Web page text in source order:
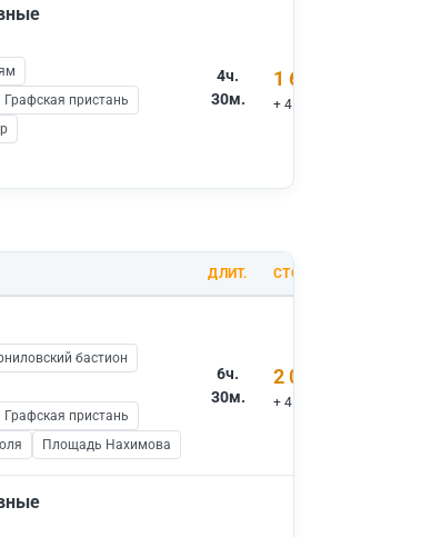
Графская пристань
4ч.
30м.
1 600 ₽
+ 450 ₽ вх.билеты
ДЛИТ. СТОИМОСТЬ
бастион
Графская пристань
Площадь Нахимова
6ч.
30м.
2 000 ₽
+ 450 ₽ вх.билеты